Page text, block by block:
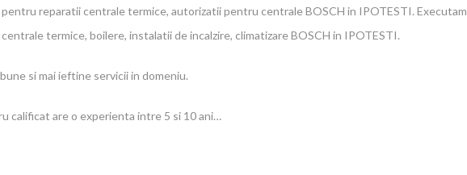
pentru reparatii centrale termice, autorizatii pentru centrale BOSCH in IPOTESTI.
termice, boilere, instalatii de incalzire, climatizare BOSCH in IPOTESTI.
si mai ieftine servicii in domeniu.
calificat are o experienta intre 5 si 10 ani…